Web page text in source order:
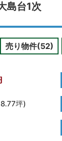
台1次
売り物件(52)
坪)